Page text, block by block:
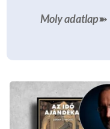
Moly adatlap➽